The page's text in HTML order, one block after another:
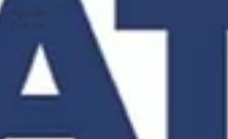
Agenda
Cultural